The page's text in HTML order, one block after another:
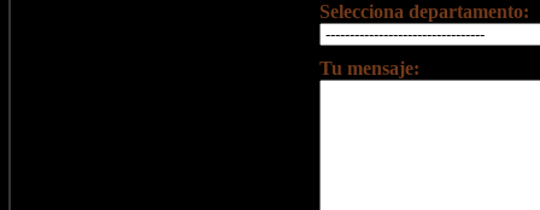
Selecciona departamento:
Tu mensaje: